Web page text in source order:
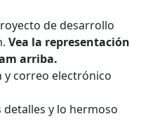
de desarrollo
Vea la representación
arriba.
correo electrónico
y lo hermoso